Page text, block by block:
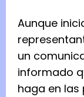
Aunque
un
informado
haga en las